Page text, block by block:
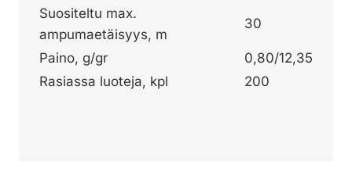
Suositeltu max.
ampumaetäisyys, m
30
Paino, g/gr
0,80/12,35
Rasiassa luoteja, kpl
200